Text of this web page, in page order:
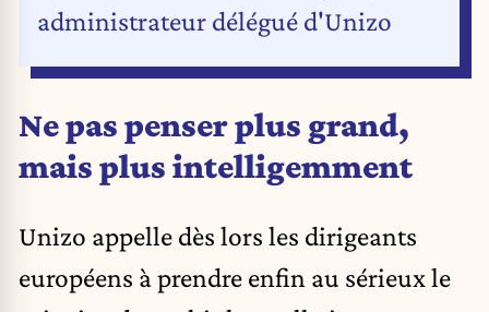
administrateur délégué d'Unizo
Ne pas penser plus grand,
mais plus intelligemment
Unizo appelle dès lors les dirigeants
européens à prendre enfin au sérieux le